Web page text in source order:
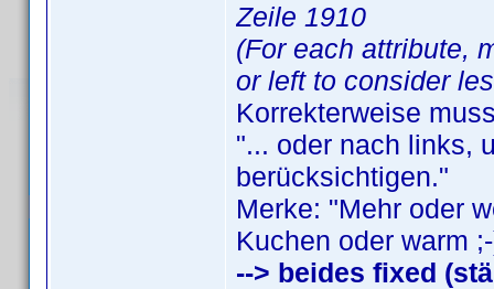
Zeile 1910
(For each attribute,
or left to consider
Korrekterweise
"... oder nach links,
berücksichtigen."
Merke: "Mehr oder
Kuchen oder warm
--> beides fixed